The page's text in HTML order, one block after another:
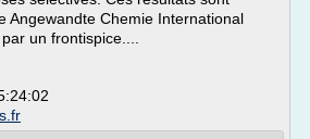
Angewandte Chemie International
un frontispice....